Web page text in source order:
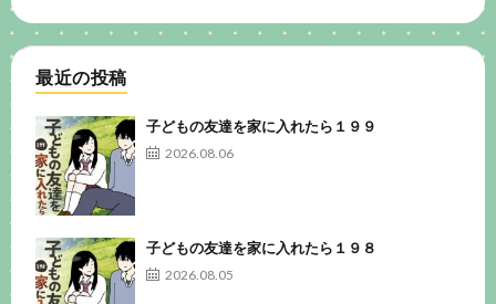
最近の投稿
子どもの友達を家に入れたら１９９
2026.08.06
子どもの友達を家に入れたら１９８
2026.08.05